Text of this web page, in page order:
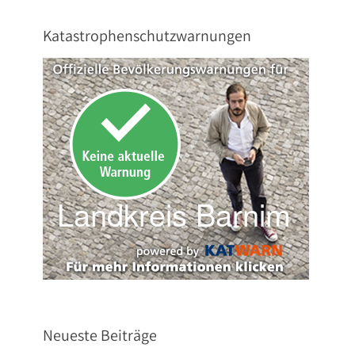
Katastrophenschutzwarnungen
Neueste Beiträge